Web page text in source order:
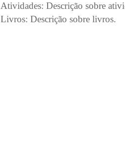
Atividades: Descrição sobre
Livros: Descrição sobre livros.